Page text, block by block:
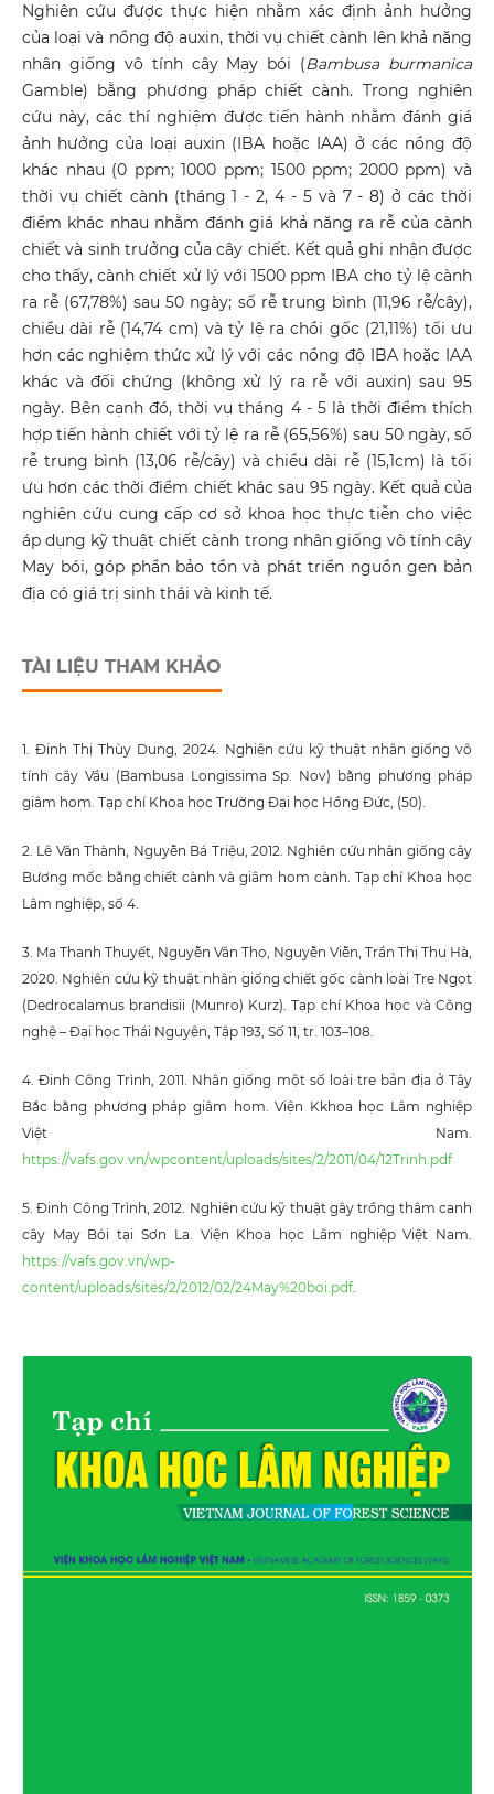
Nghiên cứu được thực hiện nhằm xác định ảnh hưởng
của loại và nồng độ auxin, thời vụ chiết cành lên khả năng
nhân giống vô tính cây Mạy bói (Bambusa burmanica
Gamble) bằng phương pháp chiết cành. Trong nghiên
cứu này, các thí nghiệm được tiến hành nhằm đánh giá
ảnh hưởng của loại auxin (IBA hoặc IAA) ở các nồng độ
khác nhau (0 ppm; 1000 ppm; 1500 ppm; 2000 ppm) và
thời vụ chiết cành (tháng 1 - 2, 4 - 5 và 7 - 8) ở các thời
điểm khác nhau nhằm đánh giá khả năng ra rễ của cành
chiết và sinh trưởng của cây chiết. Kết quả ghi nhận được
cho thấy, cành chiết xử lý với 1500 ppm IBA cho tỷ lệ cành
ra rễ (67,78%) sau 50 ngày; số rễ trung bình (11,96 rễ/cây),
chiều dài rễ (14,74 cm) và tỷ lệ ra chồi gốc (21,11%) tối ưu
hơn các nghiệm thức xử lý với các nồng độ IBA hoặc IAA
khác và đối chứng (không xử lý ra rễ với auxin) sau 95
ngày. Bên cạnh đó, thời vụ tháng 4 - 5 là thời điểm thích
hợp tiến hành chiết với tỷ lệ ra rễ (65,56%) sau 50 ngày, số
rễ trung bình (13,06 rễ/cây) và chiều dài rễ (15,1cm) là tối
ưu hơn các thời điểm chiết khác sau 95 ngày. Kết quả của
nghiên cứu cung cấp cơ sở khoa học thực tiễn cho việc
áp dụng kỹ thuật chiết cành trong nhân giống vô tính cây
Mạy bói, góp phần bảo tồn và phát triển nguồn gen bản
địa có giá trị sinh thái và kinh tế.
TÀI LIỆU THAM KHẢO
1. Đinh Thị Thùy Dung, 2024. Nghiên cứu kỹ thuật nhân giống vô
tính cây Vầu (Bambusa Longissima Sp. Nov) bằng phương pháp
giâm hom. Tạp chí Khoa học Trường Đại học Hồng Đức, (50).
2. Lê Văn Thành, Nguyễn Bá Triệu, 2012. Nghiên cứu nhân giống cây
Bương mốc bằng chiết cành và giâm hom cành. Tạp chí Khoa học
Lâm nghiệp, số 4.
3. Ma Thanh Thuyết, Nguyễn Văn Thọ, Nguyễn Viễn, Trần Thị Thu Hà,
2020. Nghiên cứu kỹ thuật nhân giống chiết gốc cành loài Tre Ngọt
(Dedrocalamus brandisii (Munro) Kurz). Tạp chí Khoa học và Công
nghệ – Đại học Thái Nguyên, Tập 193, Số 11, tr. 103–108.
4. Đinh Công Trình, 2011. Nhân giống một số loài tre bản địa ở Tây
Bắc bằng phương pháp giâm hom. Viện Kkhoa học Lâm nghiệp
Việt Nam.
https://vafs.gov.vn/wpcontent/uploads/sites/2/2011/04/12Trinh.pdf
5. Đinh Công Trình, 2012. Nghiên cứu kỹ thuật gây trồng thâm canh
cây Mạy Bói tại Sơn La. Viện Khoa học Lâm nghiệp Việt Nam.
https://vafs.gov.vn/wp-
content/uploads/sites/2/2012/02/24May%20boi.pdf.